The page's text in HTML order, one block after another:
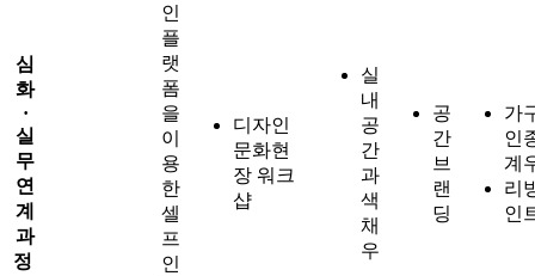
심
화
·
실
무
연
계
과
정
인
플
랫
폼
을
이
용
한
셀
프
인
디자인
문화현
장 워크
샵
실
내
공
간
과
색
채
우
공
간
브
랜
딩
가
인
계
리
인